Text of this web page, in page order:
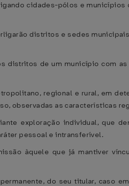
cidades-pólos e municípios
distritos e sedes
distritos de um município com
regional e rural, em
observadas as características
exploração individual, que
pessoal e intransferível.
àquele que já mantiver
do seu titular, caso